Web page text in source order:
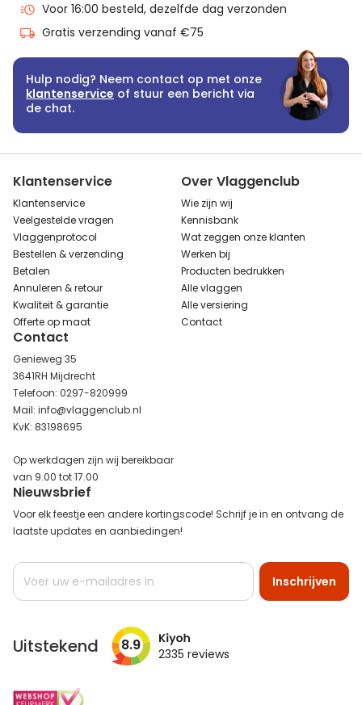
Voor 16:00 besteld, dezelfde dag verzonden
Gratis verzending vanaf €75
Hulp nodig? Neem contact op met onze
klantenservice of stuur een bericht via
de chat.
Klantenservice
Klantenservice
Veelgestelde vragen
Vlaggenprotocol
Bestellen & verzending
Betalen
Annuleren & retour
Kwaliteit & garantie
Offerte op maat
Over Vlaggenclub
Wie zijn wij
Kennisbank
Wat zeggen onze klanten
Werken bij
Producten bedrukken
Alle vlaggen
Alle versiering
Contact
Contact
Genieweg 35
3641RH Mijdrecht
Telefoon: 0297-820999
Mail: info@vlaggenclub.nl
KvK: 83198695
Op werkdagen zijn wij bereikbaar
van 9.00 tot 17.00
Nieuwsbrief
Voor elk feestje een andere kortingscode! Schrijf je in en ontvang de
laatste updates en aanbiedingen!
Abonneer
op
Inschrijven
Uitstekend 8.9 2335 reviews